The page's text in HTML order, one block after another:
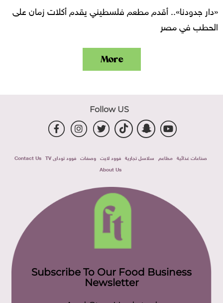
«دار جدودنا».. أقدم مطعم فلسطيني يقدم أكلات زمان على
الحطب في مصر
More
Follow US
صناعات غذائية مطاعم سلاسل تجارية فوود لايت وصفات فوود توداى TV
Contact Us
About Us
Subscribe To Our Food Business
Newsletter